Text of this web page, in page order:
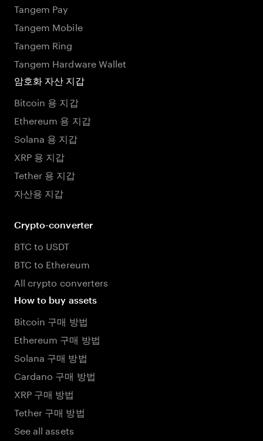
Tangem Pay
Tangem Mobile
Tangem Ring
Tangem Hardware Wallet
암호화 자산 지갑
Bitcoin 용 지갑
Ethereum 용 지갑
Solana 용 지갑
XRP 용 지갑
Tether 용 지갑
자산용 지갑
Crypto-converter
BTC to USDT
BTC to Ethereum
All crypto converters
How to buy assets
Bitcoin 구매 방법
Ethereum 구매 방법
Solana 구매 방법
Cardano 구매 방법
XRP 구매 방법
Tether 구매 방법
See all assets